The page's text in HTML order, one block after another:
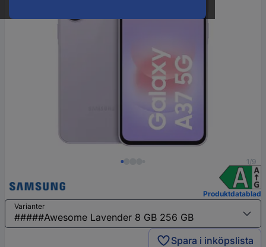
1/9
Produktdatablad
Varianter
Spara i inköpslista